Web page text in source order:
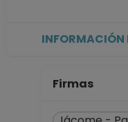
INFORMACIÓN
Firmas